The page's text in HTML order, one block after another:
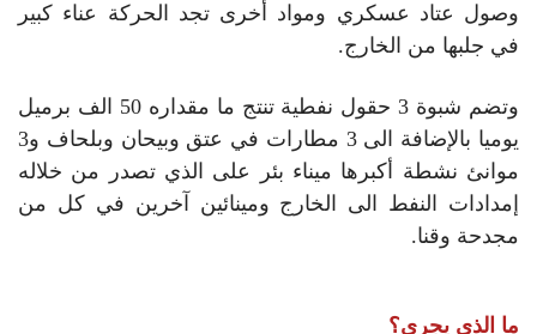
وصول عتاد عسكري ومواد أخرى تجد الحركة عناء كبير
في جلبها من الخارج.
وتضم شبوة 3 حقول نفطية تنتج ما مقداره 50 الف برميل
يوميا بالإضافة الى 3 مطارات في عتق وبيحان وبلحاف و3
موانئ نشطة أكبرها ميناء بئر على الذي تصدر من خلاله
إمدادات النفط الى الخارج ومينائين آخرين في كل من
مجدحة وقنا.
ما الذي يجري؟